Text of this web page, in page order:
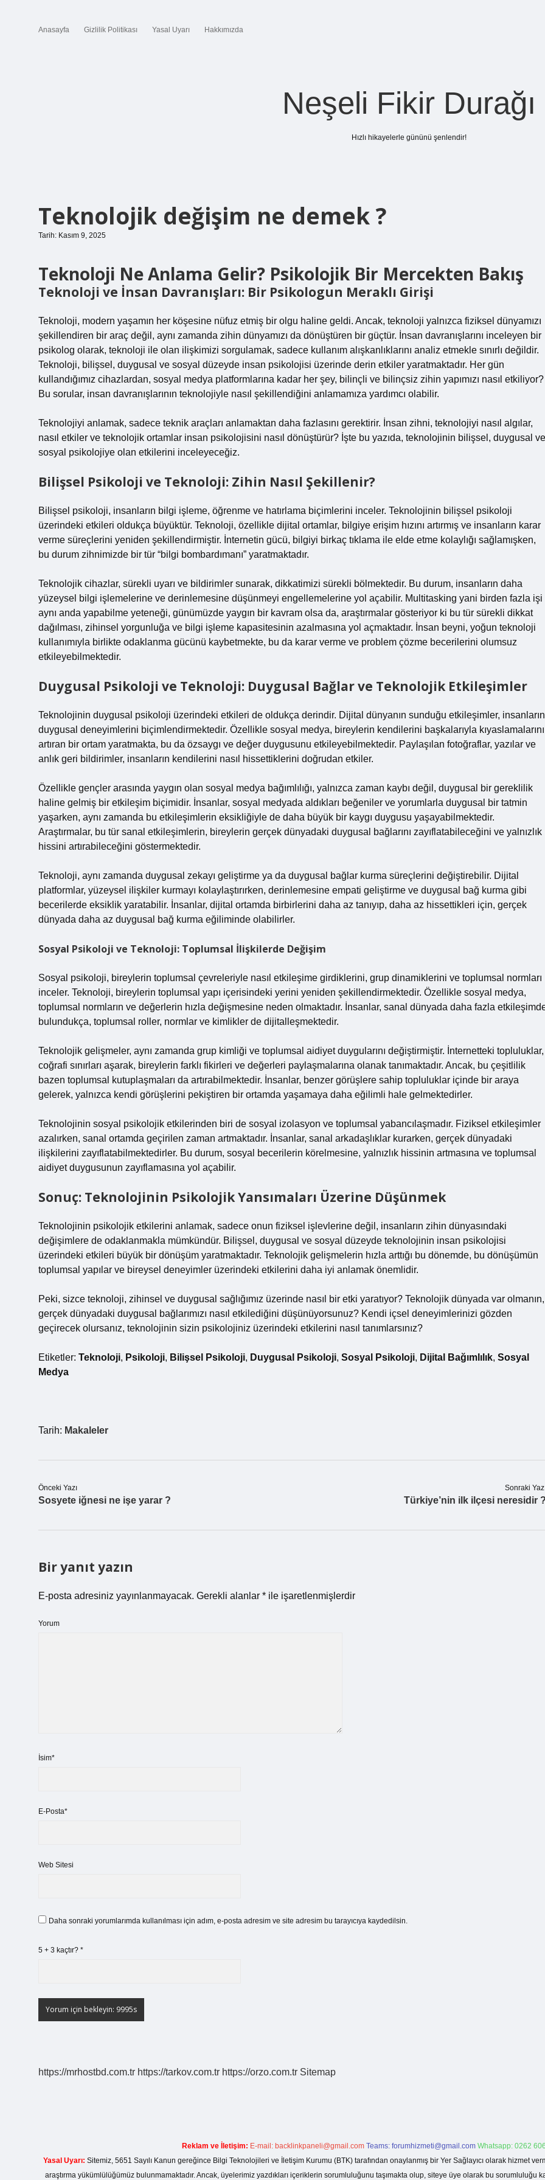
Anasayfa Gizlilik Politikası Yasal Uyarı Hakkımızda
Neşeli Fikir Durağı
Hızlı hikayelerle gününü şenlendir!
Teknolojik değişim ne demek ?
Tarih: Kasım 9, 2025
Teknoloji Ne Anlama Gelir? Psikolojik Bir Mercekten Bakış
Teknoloji ve İnsan Davranışları: Bir Psikologun Meraklı Girişi
Teknoloji, modern yaşamın her köşesine nüfuz etmiş bir olgu haline geldi. Ancak, teknoloji yalnızca fiziksel dünyamızı
şekillendiren bir araç değil, aynı zamanda zihin dünyamızı da dönüştüren bir güçtür. İnsan davranışlarını inceleyen bir
psikolog olarak, teknoloji ile olan ilişkimizi sorgulamak, sadece kullanım alışkanlıklarını analiz etmekle sınırlı değildir.
Teknoloji, bilişsel, duygusal ve sosyal düzeyde insan psikolojisi üzerinde derin etkiler yaratmaktadır. Her gün
kullandığımız cihazlardan, sosyal medya platformlarına kadar her şey, bilinçli ve bilinçsiz zihin yapımızı nasıl etkiliyor?
Bu sorular, insan davranışlarının teknolojiyle nasıl şekillendiğini anlamamıza yardımcı olabilir.
Teknolojiyi anlamak, sadece teknik araçları anlamaktan daha fazlasını gerektirir. İnsan zihni, teknolojiyi nasıl algılar,
nasıl etkiler ve teknolojik ortamlar insan psikolojisini nasıl dönüştürür? İşte bu yazıda, teknolojinin bilişsel, duygusal ve
sosyal psikolojiye olan etkilerini inceleyeceğiz.
Bilişsel Psikoloji ve Teknoloji: Zihin Nasıl Şekillenir?
Bilişsel psikoloji, insanların bilgi işleme, öğrenme ve hatırlama biçimlerini inceler. Teknolojinin bilişsel psikoloji
üzerindeki etkileri oldukça büyüktür. Teknoloji, özellikle dijital ortamlar, bilgiye erişim hızını artırmış ve insanların karar
verme süreçlerini yeniden şekillendirmiştir. İnternetin gücü, bilgiyi birkaç tıklama ile elde etme kolaylığı sağlamışken,
bu durum zihnimizde bir tür “bilgi bombardımanı” yaratmaktadır.
Teknolojik cihazlar, sürekli uyarı ve bildirimler sunarak, dikkatimizi sürekli bölmektedir. Bu durum, insanların daha
yüzeysel bilgi işlemelerine ve derinlemesine düşünmeyi engellemelerine yol açabilir. Multitasking yani birden fazla işi
aynı anda yapabilme yeteneği, günümüzde yaygın bir kavram olsa da, araştırmalar gösteriyor ki bu tür sürekli dikkat
dağılması, zihinsel yorgunluğa ve bilgi işleme kapasitesinin azalmasına yol açmaktadır. İnsan beyni, yoğun teknoloji
kullanımıyla birlikte odaklanma gücünü kaybetmekte, bu da karar verme ve problem çözme becerilerini olumsuz
etkileyebilmektedir.
Duygusal Psikoloji ve Teknoloji: Duygusal Bağlar ve Teknolojik Etkileşimler
Teknolojinin duygusal psikoloji üzerindeki etkileri de oldukça derindir. Dijital dünyanın sunduğu etkileşimler, insanların
duygusal deneyimlerini biçimlendirmektedir. Özellikle sosyal medya, bireylerin kendilerini başkalarıyla kıyaslamalarını
artıran bir ortam yaratmakta, bu da özsaygı ve değer duygusunu etkileyebilmektedir. Paylaşılan fotoğraflar, yazılar ve
anlık geri bildirimler, insanların kendilerini nasıl hissettiklerini doğrudan etkiler.
Özellikle gençler arasında yaygın olan sosyal medya bağımlılığı, yalnızca zaman kaybı değil, duygusal bir gereklilik
haline gelmiş bir etkileşim biçimidir. İnsanlar, sosyal medyada aldıkları beğeniler ve yorumlarla duygusal bir tatmin
yaşarken, aynı zamanda bu etkileşimlerin eksikliğiyle de daha büyük bir kaygı duygusu yaşayabilmektedir.
Araştırmalar, bu tür sanal etkileşimlerin, bireylerin gerçek dünyadaki duygusal bağlarını zayıflatabileceğini ve yalnızlık
hissini artırabileceğini göstermektedir.
Teknoloji, aynı zamanda duygusal zekayı geliştirme ya da duygusal bağlar kurma süreçlerini değiştirebilir. Dijital
platformlar, yüzeysel ilişkiler kurmayı kolaylaştırırken, derinlemesine empati geliştirme ve duygusal bağ kurma gibi
becerilerde eksiklik yaratabilir. İnsanlar, dijital ortamda birbirlerini daha az tanıyıp, daha az hissettikleri için, gerçek
dünyada daha az duygusal bağ kurma eğiliminde olabilirler.
Sosyal Psikoloji ve Teknoloji: Toplumsal İlişkilerde Değişim
Sosyal psikoloji, bireylerin toplumsal çevreleriyle nasıl etkileşime girdiklerini, grup dinamiklerini ve toplumsal normları
inceler. Teknoloji, bireylerin toplumsal yapı içerisindeki yerini yeniden şekillendirmektedir. Özellikle sosyal medya,
toplumsal normların ve değerlerin hızla değişmesine neden olmaktadır. İnsanlar, sanal dünyada daha fazla
bulundukça, toplumsal roller, normlar ve kimlikler de dijitalleşmektedir.
Teknolojik gelişmeler, aynı zamanda grup kimliği ve toplumsal aidiyet duygularını değiştirmiştir. İnternetteki topluluklar,
coğrafi sınırları aşarak, bireylerin farklı fikirleri ve değerleri paylaşmalarına olanak tanımaktadır. Ancak, bu çeşitlilik
bazen toplumsal kutuplaşmaları da artırabilmektedir. İnsanlar, benzer görüşlere sahip topluluklar içinde bir araya
gelerek, yalnızca kendi görüşlerini pekiştiren bir ortamda yaşamaya daha eğilimli hale gelmektedirler.
Teknolojinin sosyal psikolojik etkilerinden biri de sosyal izolasyon ve toplumsal yabancılaşmadır. Fiziksel etkileşimler
azalırken, sanal ortamda geçirilen zaman artmaktadır. İnsanlar, sanal arkadaşlıklar kurarken, gerçek dünyadaki
ilişkilerini zayıflatabilmektedirler. Bu durum, sosyal becerilerin körelmesine, yalnızlık hissinin artmasına ve toplumsal
aidiyet duygusunun zayıflamasına yol açabilir.
Sonuç: Teknolojinin Psikolojik Yansımaları Üzerine Düşünmek
Teknolojinin psikolojik etkilerini anlamak, sadece onun fiziksel işlevlerine değil, insanların zihin dünyasındaki
değişimlere de odaklanmakla mümkündür. Bilişsel, duygusal ve sosyal düzeyde teknolojinin insan psikolojisi
üzerindeki etkileri büyük bir dönüşüm yaratmaktadır. Teknolojik gelişmelerin hızla arttığı bu dönemde, bu dönüşümün
toplumsal yapılar ve bireysel deneyimler üzerindeki etkilerini daha iyi anlamak önemlidir.
Peki, sizce teknoloji, zihinsel ve duygusal sağlığımız üzerinde nasıl bir etki yaratıyor? Teknolojik dünyada var olmanın,
gerçek dünyadaki duygusal bağlarımızı nasıl etkilediğini düşünüyorsunuz? Kendi içsel deneyimlerinizi gözden
geçirecek olursanız, teknolojinin sizin psikolojiniz üzerindeki etkilerini nasıl tanımlarsınız?
Etiketler: Teknoloji, Psikoloji, Bilişsel Psikoloji, Duygusal Psikoloji, Sosyal Psikoloji, Dijital Bağımlılık, Sosyal
Medya
Tarih: Makaleler
Önceki Yazı
Sosyete iğnesi ne işe yarar ?
Sonraki
Türkiye’nin ilk ilçesi neresidir
Bir yanıt yazın
E-posta adresiniz yayınlanmayacak. Gerekli alanlar * ile işaretlenmişlerdir
Yorum
İsim*
E-Posta*
Web Sitesi
Daha sonraki yorumlarımda kullanılması için adım, e-posta adresim ve site adresim bu tarayıcıya kaydedilsin.
5 + 3 kaçtır? *
https://mrhostbd.com.tr https://tarkov.com.tr https://orzo.com.tr Sitemap
Reklam ve İletişim: E-mail: backlinkpaneli@gmail.com Teams: forumhizmeti@gmail.com Whatsapp: 0262
Yasal Uyarı: Sitemiz, 5651 Sayılı Kanun gereğince Bilgi Teknolojileri ve İletişim Kurumu (BTK) tarafından onaylanmış bir Yer Sağlayıcı olarak hizmet
araştırma yükümlülüğümüz bulunmamaktadır. Ancak, üyelerimiz yazdıkları içeriklerin sorumluluğunu taşımakta olup, siteye üye olarak bu sorumluluğu